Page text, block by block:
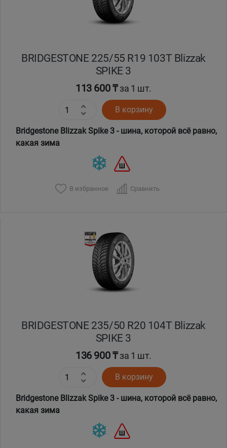
BRIDGESTONE 225/55 R19 103T Blizzak
SPIKE 3
113 600 ₸за 1 шт.
В корзину
Bridgestone Blizzak Spike 3 - шина, которой всё равно,
какая зима
В избранное Сравнить
BRIDGESTONE 235/50 R20 104T Blizzak
SPIKE 3
136 900 ₸за 1 шт.
В корзину
Bridgestone Blizzak Spike 3 - шина, которой всё равно,
какая зима